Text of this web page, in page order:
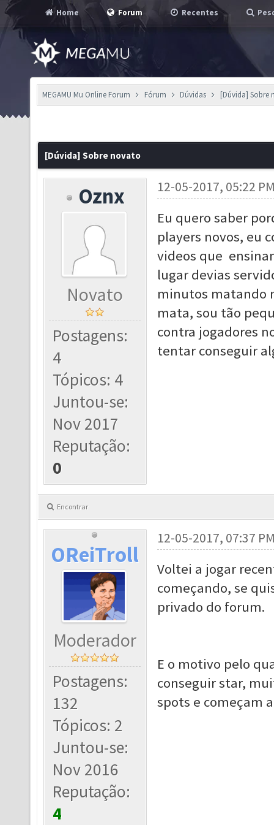
Home Forum Recentes
MEGAMU Mu Online Forum Fórum Dúvidas [Dúvida] Sobre
[Dúvida] Sobre novato
Oznx
Novato
Postagens:
4
Tópicos: 4
Juntou-se:
Nov 2017
Reputação:
0
12-05-2017, 05:22
Eu quero saber
players novos, eu
videos que
lugar devias
minutos matando
mata, sou tão
contra jogadores
tentar conseguir
Encontrar
OReiTroll
Moderador
Postagens:
132
Tópicos: 2
Juntou-se:
Nov 2016
Reputação:
4
12-05-2017, 07:37
Voltei a jogar
começando, se
privado do forum.
E o motivo pelo
conseguir star,
spots e começam